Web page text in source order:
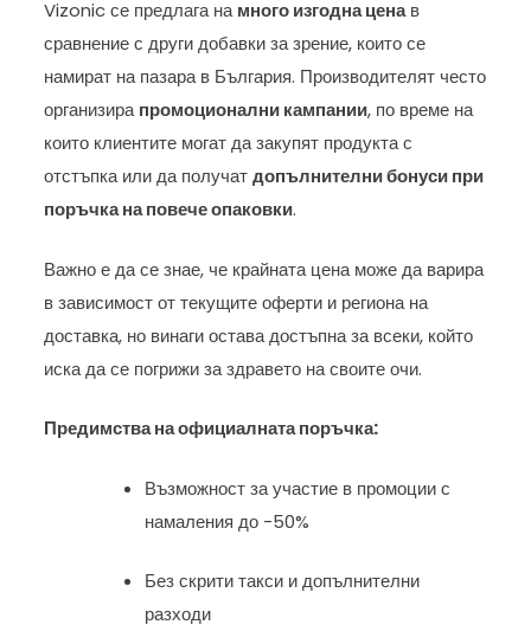
Vizonic се предлага намного изгодна ценав
сравнение с други добавки за зрение, които се
намират на пазара в България. Производителят често
организирапромоционални кампании, по време на
които клиентите могат да закупят продукта с
отстъпка или да получатдопълнителни бонуси при
поръчка на повече опаковки.
Важно е да се знае, че крайната цена може да варира
в зависимост от текущите оферти и региона на
доставка, но винаги остава достъпна за всеки, който
иска да се погрижи за здравето на своите очи.
Предимства на официалната поръчка:
Възможност за участие в промоции с
намаления до -50%
Без скрити такси и допълнителни
разходи